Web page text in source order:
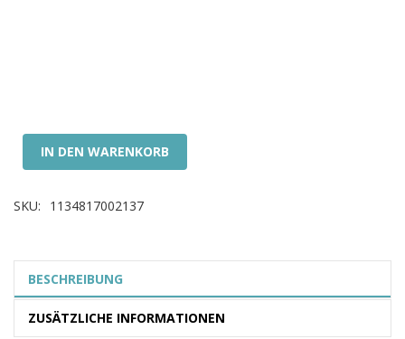
IN DEN WARENKORB
SKU: 1134817002137
BESCHREIBUNG
ZUSÄTZLICHE INFORMATIONEN